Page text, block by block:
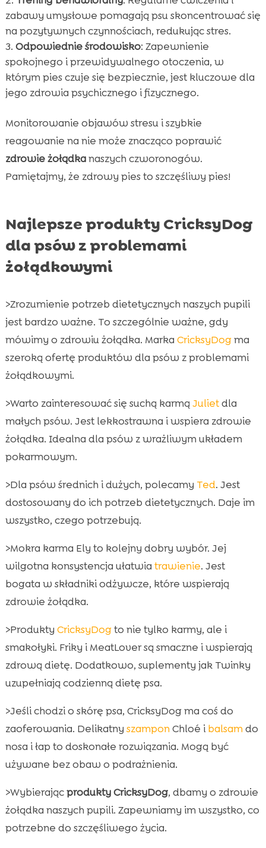
zabawy umysłowe pomagają psu skoncentrować się
na pozytywnych czynnościach, redukując stres.
Odpowiednie środowisko: Zapewnienie
spokojnego i przewidywalnego otoczenia, w
którym pies czuje się bezpiecznie, jest kluczowe dla
jego zdrowia psychicznego i fizycznego.
Monitorowanie objawów stresu i szybkie
reagowanie na nie może znacząco poprawić
zdrowie żołądkanaszych czworonogów.
Pamiętajmy, że zdrowy pies to szczęśliwy pies!
Najlepsze produkty CricksyDog
dla psów z problemami
żołądkowymi
>Zrozumienie potrzeb dietetycznych naszych pupili
jest bardzo ważne. To szczególnie ważne, gdy
mówimy o zdrowiu żołądka. Marka CricksyDogma
szeroką ofertę produktów dla psów z problemami
żołądkowymi.
>Warto zainteresować się suchą karmą Julietdla
małych psów. Jest lekkostrawna i wspiera zdrowie
żołądka. Idealna dla psów z wrażliwym układem
pokarmowym.
>Dla psów średnich i dużych, polecamy Ted. Jest
dostosowany do ich potrzeb dietetycznych. Daje im
wszystko, czego potrzebują.
>Mokra karma Ely to kolejny dobry wybór. Jej
wilgotna konsystencja ułatwia trawienie. Jest
bogata w składniki odżywcze, które wspierają
zdrowie żołądka.
>Produkty CricksyDogto nie tylko karmy, ale i
smakołyki. Friky i MeatLover są smaczne i wspierają
zdrową dietę. Dodatkowo, suplementy jak Twinky
uzupełniają codzienną dietę psa.
>Jeśli chodzi o skórę psa, CricksyDog ma coś do
zaoferowania. Delikatny szampon Chloé i balsam do
nosa i łap to doskonałe rozwiązania. Mogą być
używane bez obaw o podrażnienia.
>Wybierającprodukty CricksyDog, dbamy o zdrowie
żołądka naszych pupili. Zapewniamy im wszystko, co
potrzebne do szczęśliwego życia.